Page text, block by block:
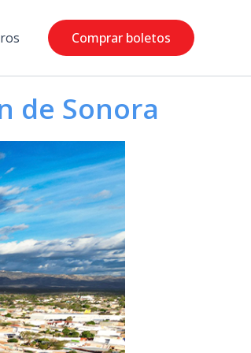
Comprar boletos
de Sonora